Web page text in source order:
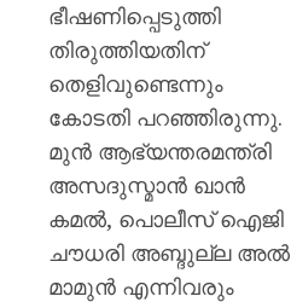
ഭീഷണിപ്പെടുത്തി
തിരുത്തിയതിന്
തെളിവുണ്ടെന്നും
കോടതി പറഞ്ഞിരുന്നു.
മുന്‍ ആഭ്യന്തരമന്ത്രി
അസദുസ്മാന്‍ ഖാന്‍
കമല്‍, പൊലീസ് ഐജി
ചൗധരി അബ്ദുല്ല അല്‍
മാമുന്‍ എന്നിവരും